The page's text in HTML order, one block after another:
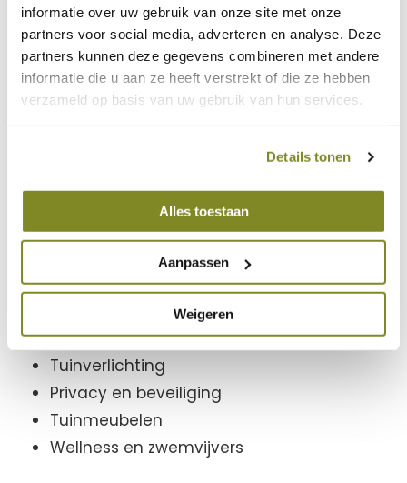
informatie over uw gebruik van onze site met onze
partners voor social media, adverteren en analyse. Deze
partners kunnen deze gegevens combineren met andere
informatie die u aan ze heeft verstrekt of die ze hebben
verzameld op basis van uw gebruik van hun services.
Details tonen
Alles toestaan
Aanpassen
Weigeren
AFLEVERING
Alles over de ultieme
buitenbeleving
In Het Goede Buitenleven komen alle
facetten van de ultieme buitenbeleving aan
De locatie en het ontwerp
Beplanting en biodiversiteit
Verbinding binnen- en buiten
Outdoor cooking
Sierbestrating
Tuinverlichting
Privacy en beveiliging
Tuinmeubelen
Wellness en zwemvijvers